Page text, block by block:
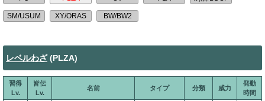
レベルわざ(PLZA)
習得
Lv.
皆伝
Lv.
名前 タイプ 分類 威力
発動
時間